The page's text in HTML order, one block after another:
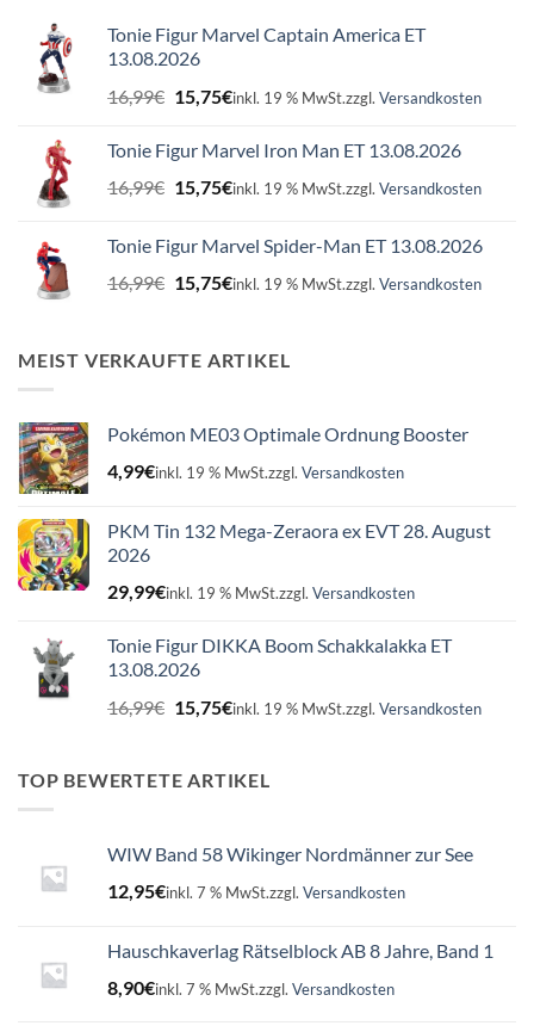
Tonie Figur Marvel Captain America ET
13.08.2026
16,99€ Ursprünglicher
Preis
16,99€
15,75€Aktueller
15,75€.
inkl. 19 % MwSt.zzgl. Versandkosten
Tonie Figur Marvel Iron Man ET 13.08.2026
16,99€ Ursprünglicher
Preis
16,99€
15,75€Aktueller
15,75€.
inkl. 19 % MwSt.zzgl. Versandkosten
Tonie Figur Marvel Spider-Man ET 13.08.2026
16,99€ Ursprünglicher
Preis
16,99€
15,75€Aktueller
15,75€.
inkl. 19 % MwSt.zzgl. Versandkosten
MEIST VERKAUFTE ARTIKEL
Pokémon ME03 Optimale Ordnung Booster
4,99€inkl. 19 % MwSt.zzgl. Versandkosten
PKM Tin 132 Mega-Zeraora ex EVT 28. August
2026
29,99€inkl. 19 % MwSt.zzgl. Versandkosten
Tonie Figur DIKKA Boom Schakkalakka ET
13.08.2026
16,99€ Ursprünglicher
Preis
16,99€
15,75€Aktueller
15,75€.
inkl. 19 % MwSt.zzgl. Versandkosten
TOP BEWERTETE ARTIKEL
WIW Band 58 Wikinger Nordmänner zur See
12,95€inkl. 7 % MwSt.zzgl. Versandkosten
Hauschkaverlag Rätselblock AB 8 Jahre, Band 1
8,90€inkl. 7 % MwSt.zzgl. Versandkosten